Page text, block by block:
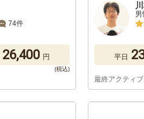
74件
26,400 円 平日
最終アクティ